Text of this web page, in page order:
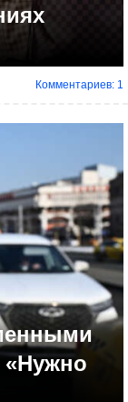
Комментариев: 1
«Нужно